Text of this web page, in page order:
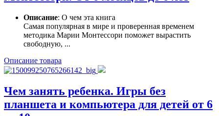
Описание: О чем эта книга
Самая популярная в мире и проверенная временем
методика Марии Монтессори поможет вырастить
свободную, ...
Описание товара
Чем занять ребенка. Игры без
планшета и компьютера для детей от 6